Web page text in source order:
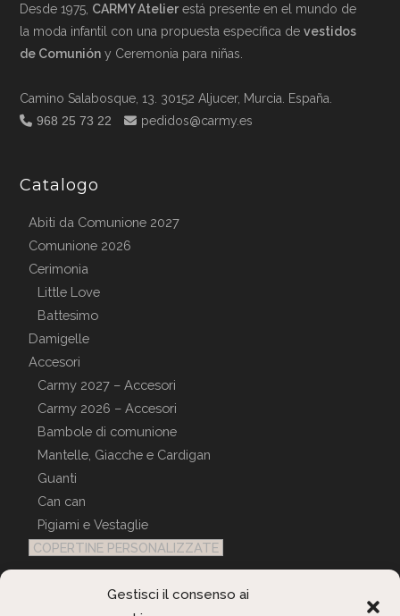
Gestisci il consenso ai
Desde 1975, CARMY Atelier está presente en el mundo de
la moda infantil con una propuesta específica devestidos
de Comunión y Ceremonia para niñas.
Camino Salabosque, 13. 30152 Aljucer, Murcia. España.
968 25 73 22
pedidos@carmy.es
Catalogo
Abiti da Comunione 2027
Comunione 2026
Cerimonia
Little Love
Battesimo
Damigelle
Accesori
Carmy 2027 – Accesori
Carmy 2026 – Accesori
Bambole di comunione
Mantelle, Giacche e Cardigan
Guanti
Can can
Pigiami e Vestaglie
COPERTINE PERSONALIZZATE